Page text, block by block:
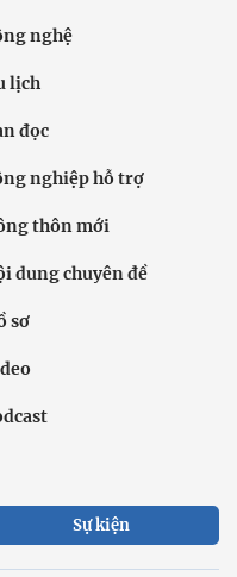
nghệ
lịch
đọc
nghiệp hỗ trợ
thôn mới
dung chuyên đề
sơ
Sự kiện